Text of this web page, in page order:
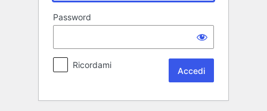
Password
Ricordami